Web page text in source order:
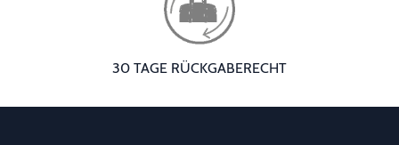
30 TAGE RÜCKGABERECHT